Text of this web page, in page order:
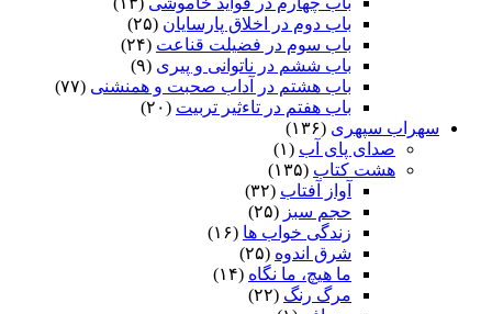
باب دوم در اخلاق پارسایان (۲۵)
باب سوم در فضیلت قناعت (۲۴)
باب ششم در ناتوانى و پیرى (۹)
باب هشتم در آداب صحبت و همنشنى (۷۷)
باب هفتم در تاءثیر تربیت (۲۰)
سهراب سپهری (۱۳۶)
صدای پای آب (۱)
هشت کتاب (۱۳۵)
آواز آفتاب (۳۲)
حجم سبز (۲۵)
زندگی خواب ها (۱۶)
شرق اندوه (۲۵)
ما هیچ، ما نگاه (۱۴)
مرگ رنگ (۲۲)